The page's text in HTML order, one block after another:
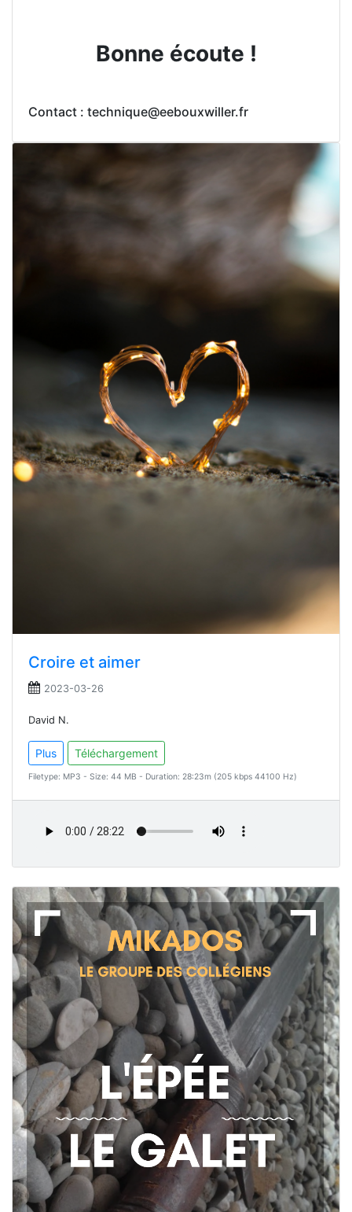
Bonne écoute !
Contact : technique@eebouxwiller.fr
Croire et aimer
2023-03-26
David N.
Plus Téléchargement
Filetype: MP3 - Size: 44 MB - Duration: 28:23m (205 kbps 44100 Hz)